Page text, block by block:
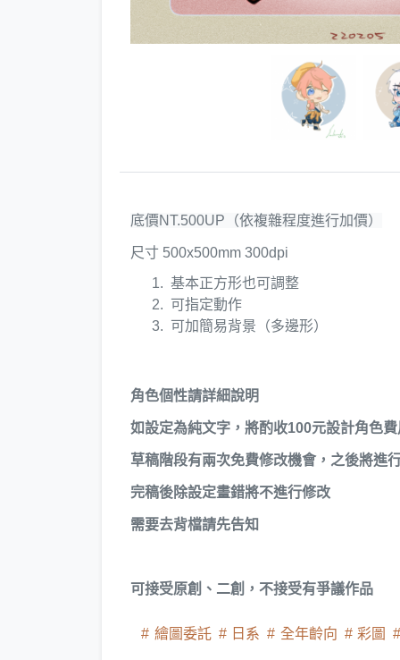
底價NT.500UP（依複雜程度進行加價）
尺寸 500x500mm 300dpi
基本正方形也可調整
可指定動作
可加簡易背景（多邊形）
角色個性請詳細說明
如設定為純文字，將酌收100元設計角色費
草稿階段有兩次免費修改機會，之後將進
完稿後除設定畫錯將不進行修改
需要去背檔請先告知
可接受原創、二創，不接受有爭議作品
繪圖委託 日系 全年齡向 彩圖